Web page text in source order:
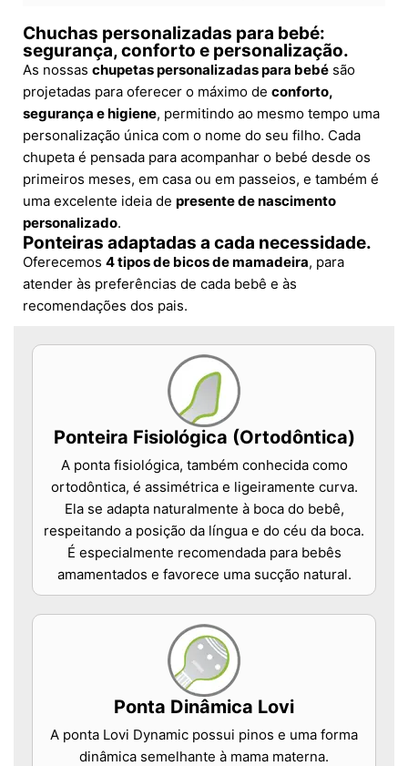
Chuchas personalizadas para bebé:
segurança, conforto e personalização.
As nossas chupetas personalizadas para bebé são
projetadas para oferecer o máximo de conforto,
segurança e higiene, permitindo ao mesmo tempo uma
personalização única com o nome do seu filho. Cada
chupeta é pensada para acompanhar o bebé desde os
primeiros meses, em casa ou em passeios, e também é
uma excelente ideia de presente de nascimento
personalizado.
Ponteiras adaptadas a cada necessidade.
Oferecemos 4 tipos de bicos de mamadeira, para
atender às preferências de cada bebê e às
recomendações dos pais.
Ponteira Fisiológica (Ortodôntica)
A ponta fisiológica, também conhecida como
ortodôntica, é assimétrica e ligeiramente curva.
Ela se adapta naturalmente à boca do bebê,
respeitando a posição da língua e do céu da boca.
É especialmente recomendada para bebês
amamentados e favorece uma sucção natural.
Ponta Dinâmica Lovi
A ponta Lovi Dynamic possui pinos e uma forma
dinâmica semelhante à mama materna.